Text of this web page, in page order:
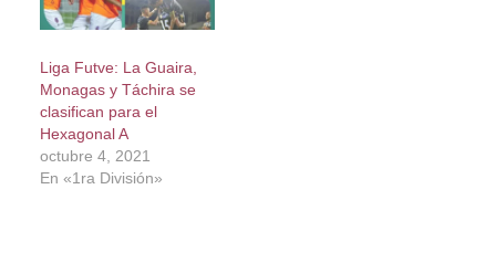
Liga Futve: La Guaira,
Monagas y Táchira se
clasifican para el
Hexagonal A
octubre 4, 2021
En «1ra División»